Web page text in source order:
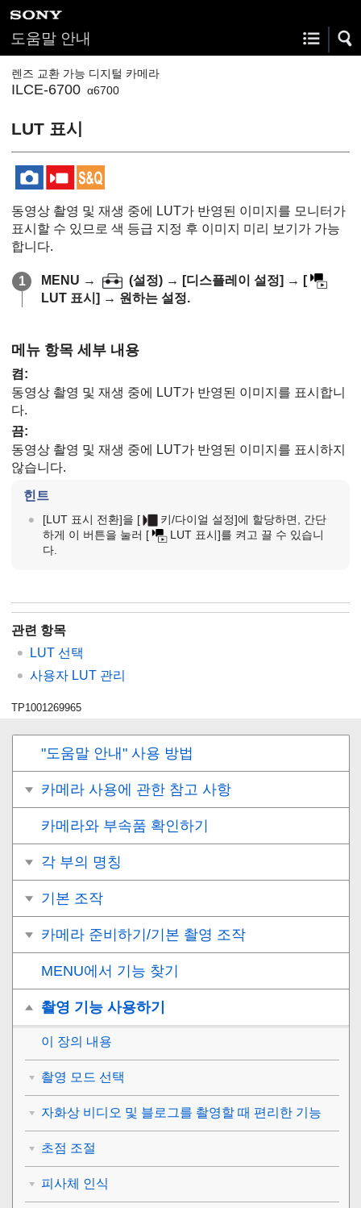
도움말 안내
렌즈 교환 가능 디지털 카메라
ILCE-6700 α6700
LUT 표시
동영상 촬영 및 재생 중에 LUT가 반영된 이미지를 모니터가
표시할 수 있므로 색 등급 지정 후 이미지 미리 보기가 가능
합니다.
MENU → (설정) → [디스플레이 설정] → [
LUT 표시] → 원하는 설정.
메뉴 항목 세부 내용
켬 :
동영상 촬영 및 재생 중에 LUT가 반영된 이미지를 표시합니
다.
끔:
동영상 촬영 및 재생 중에 LUT가 반영된 이미지를 표시하지
않습니다.
힌트
[LUT 표시 전환]을 [ 키/다이얼 설정]에 할당하면, 간단
하게 이 버튼을 눌러 [ LUT 표시]를 켜고 끌 수 있습니
다.
관련 항목
LUT 선택
사용자 LUT 관리
TP1001269965
"도움말 안내" 사용 방법
카메라 사용에 관한 참고 사항
카메라와 부속품 확인하기
각 부의 명칭
기본 조작
카메라 준비하기/기본 촬영 조작
MENU에서 기능 찾기
촬영 기능 사용하기
이 장의 내용
촬영 모드 선택
자화상 비디오 및 블로그를 촬영할 때 편리한 기능
초점 조절
피사체 인식